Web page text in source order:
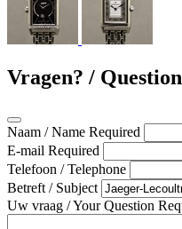
Vragen? /
Naam / Name Required
E-mail Required
Telefoon / Telephone
Betreft / Subject
Uw vraag / Your Question